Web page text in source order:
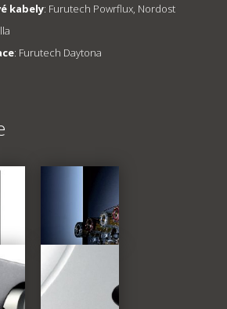
kabely: Furutech Powrflux, Nordost
: Furutech Daytona